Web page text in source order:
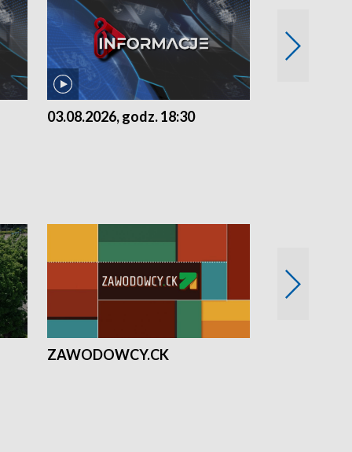
03.08.2026, godz. 18:30
ZAWODOWCY.CK